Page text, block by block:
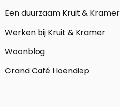
Een duurzaam Kruit & Kramer
Werken bij Kruit & Kramer
Woonblog
Grand Café Hoendiep